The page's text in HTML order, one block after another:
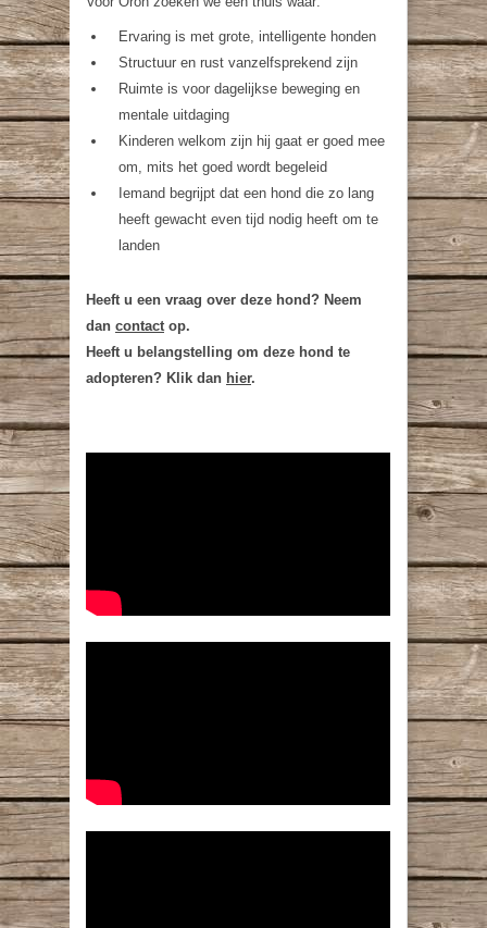
Ervaring is met grote, intelligente honden
Structuur en rust vanzelfsprekend zijn
Ruimte is voor dagelijkse beweging en
mentale uitdaging
Kinderen welkom zijn hij gaat er goed mee
om, mits het goed wordt begeleid
Iemand begrijpt dat een hond die zo lang
heeft gewacht even tijd nodig heeft om te
landen
Heeft u een vraag over deze hond? Neem
dan contactop.
Heeft u belangstelling om deze hond te
adopteren? Klik dan hier.